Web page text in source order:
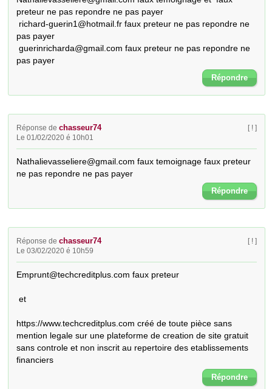
preteur ne pas repondre ne pas payer
pas payer
guerinricharda@gmail.com faux preteur ne pas repondre ne
pas payer
Répondre
Réponse dechasseur74
Le 01/02/2020 é 10h01
[ ! ]
Nathalievasseliere@gmail.com faux temoignage faux preteur
ne pas repondre ne pas payer
Répondre
Réponse dechasseur74
Le 03/02/2020 é 10h59
[ ! ]
Emprunt@techcreditplus.com faux preteur
et
https://www.techcreditplus.com créé de toute pièce sans
mention legale sur une plateforme de creation de site gratuit
sans controle et non inscrit au repertoire des etablissements
financiers
Répondre